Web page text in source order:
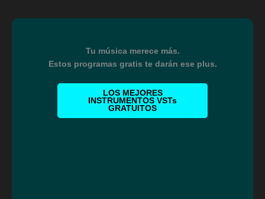
Tu música merece más.
Estos programas gratis te darán ese plus.
LOS MEJORES
INSTRUMENTOS VSTs
GRATUITOS